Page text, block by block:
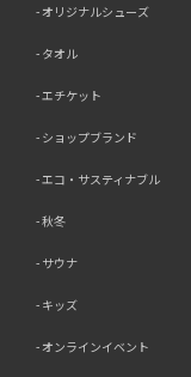
オリジナルシューズ
タオル
エチケット
ショップブランド
エコ・サスティナブル
秋冬
サウナ
キッズ
オンラインイベント